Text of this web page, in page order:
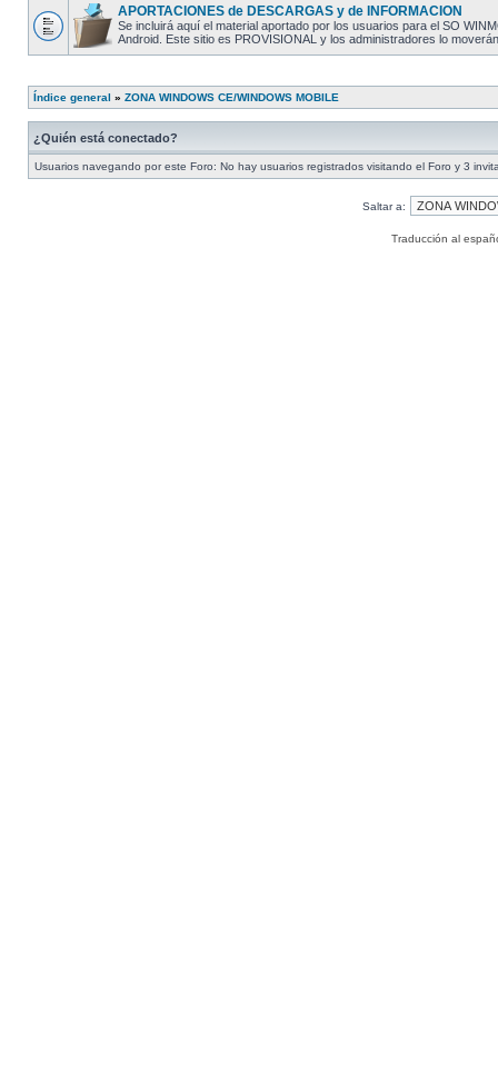
APORTACIONES de DESCARGAS y de INFORMACION
Se incluirá aquí el material aportado por los usuarios para el SO
Android. Este sitio es PROVISIONAL y los administradores lo
Índice general » ZONA WINDOWS CE/WINDOWS MOBILE
¿Quién está conectado?
Usuarios navegando por este Foro: No hay usuarios registrados visitando el Foro y 3
Saltar a:
Traducción al